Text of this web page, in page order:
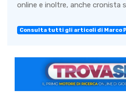
online e inoltre, anche cronista
Consulta tutti gli articoli di Marco